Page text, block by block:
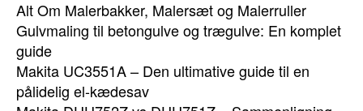
Alt Om Malerbakker, Malersæt og Malerruller
Gulvmaling til betongulve og trægulve: En komplet
guide
Makita UC3551A – Den ultimative guide til en
pålidelig el-kædesav